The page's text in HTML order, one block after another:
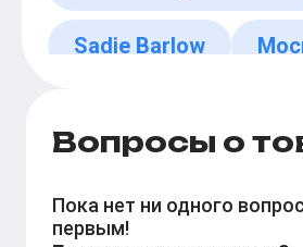
Sadie Barlow
Вопросы о
Пока нет ни одного
первым!